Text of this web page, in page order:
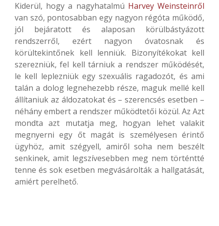
Kiderül, hogy a nagyhatalmú Harvey Weinsteinről
van szó, pontosabban egy nagyon régóta működő,
jól bejáratott és alaposan körülbástyázott
rendszerről, ezért nagyon óvatosnak és
körültekintőnek kell lenniük. Bizonyítékokat kell
szerezniük, fel kell tárniuk a rendszer működését,
le kell leplezniük egy szexuális ragadozót, és ami
talán a dolog legnehezebb része, maguk mellé kell
állítaniuk az áldozatokat és – szerencsés esetben –
néhány embert a rendszer működtetői közül. Az Azt
mondta azt mutatja meg, hogyan lehet valakit
megnyerni egy őt magát is személyesen érintő
ügyhöz, amit szégyell, amiről soha nem beszélt
senkinek, amit legszívesebben meg nem történtté
tenne és sok esetben megvásárolták a hallgatását,
amiért perelhető.